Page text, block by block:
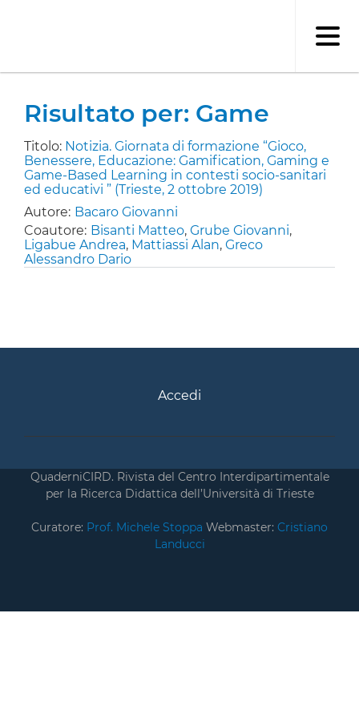
Risultato per: Game
Titolo: Notizia. Giornata di formazione “Gioco,
Benessere, Educazione: Gamification, Gaming e
Game-Based Learning in contesti socio-sanitari
ed educativi ” (Trieste, 2 ottobre 2019)
Autore: Bacaro Giovanni
Coautore: Bisanti Matteo, Grube Giovanni,
Ligabue Andrea, Mattiassi Alan, Greco
Alessandro Dario
Accedi
QuaderniCIRD. Rivista del Centro Interdipartimentale
per la Ricerca Didattica dell’Università di Trieste
Curatore: Prof. Michele Stoppa Webmaster: Cristiano
Landucci